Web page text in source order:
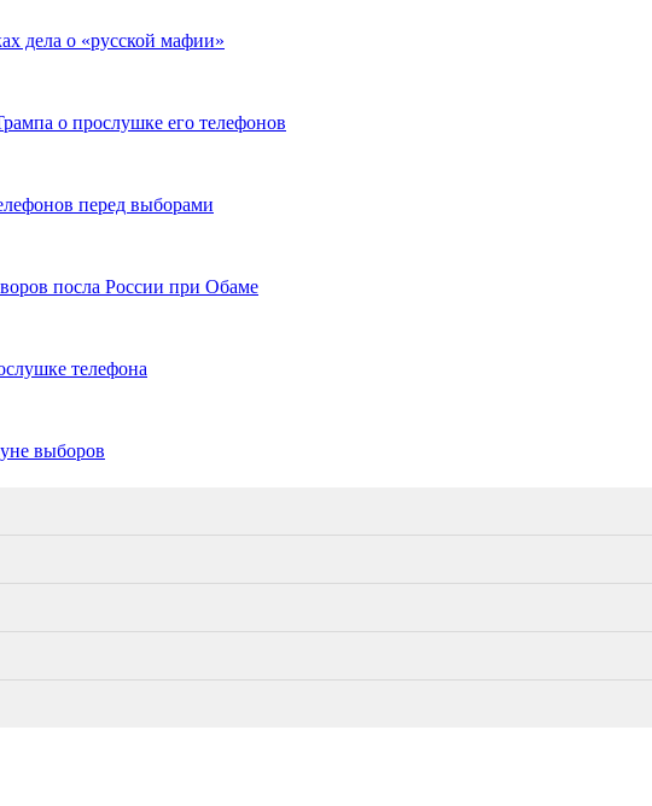
дела о «русской мафии»
о прослушке его телефонов
перед выборами
посла России при Обаме
телефона
выборов